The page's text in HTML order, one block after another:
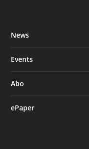
News
Events
Abo
ePaper